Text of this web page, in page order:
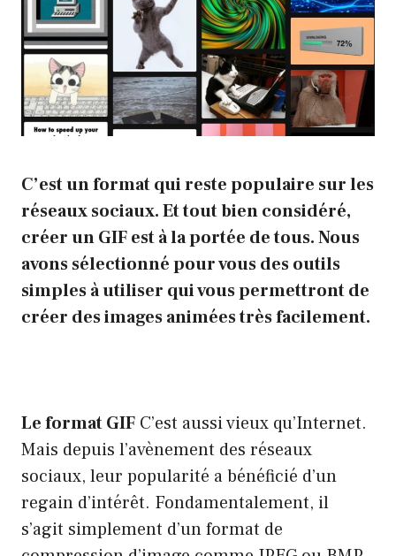
C’est un format qui reste populaire sur les
réseaux sociaux. Et tout bien considéré,
créer un GIF est à la portée de tous. Nous
avons sélectionné pour vous des outils
simples à utiliser qui vous permettront de
créer des images animées très facilement.
Le format GIF C’est aussi vieux qu’Internet.
Mais depuis l’avènement des réseaux
sociaux, leur popularité a bénéficié d’un
regain d’intérêt. Fondamentalement, il
s’agit simplement d’un format de